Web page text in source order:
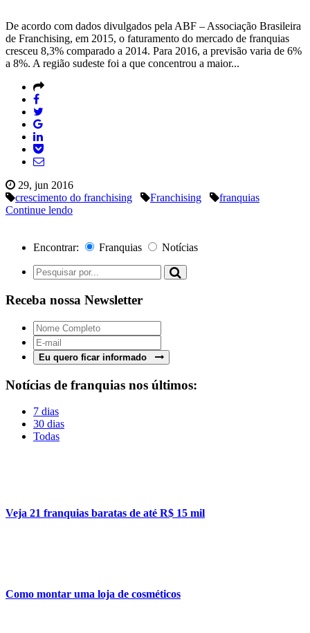
De acordo com dados divulgados pela ABF – Associação Brasileira
de Franchising, em 2015, o faturamento do mercado de franquias
cresceu 8,3% comparado a 2014. Para 2016, a previsão varia de 6%
a 8%. A região sudeste foi a que concentrou a maior...
29, jun 2016
crescimento do franchising
Franchising
franquias
Continue lendo
Encontrar: Franquias Notícias
Receba nossa Newsletter
Eu quero ficar informado
Notícias de franquias nos últimos:
7 dias
30 dias
Todas
Veja 21 franquias baratas de até R$ 15 mil
Como montar uma loja de cosméticos